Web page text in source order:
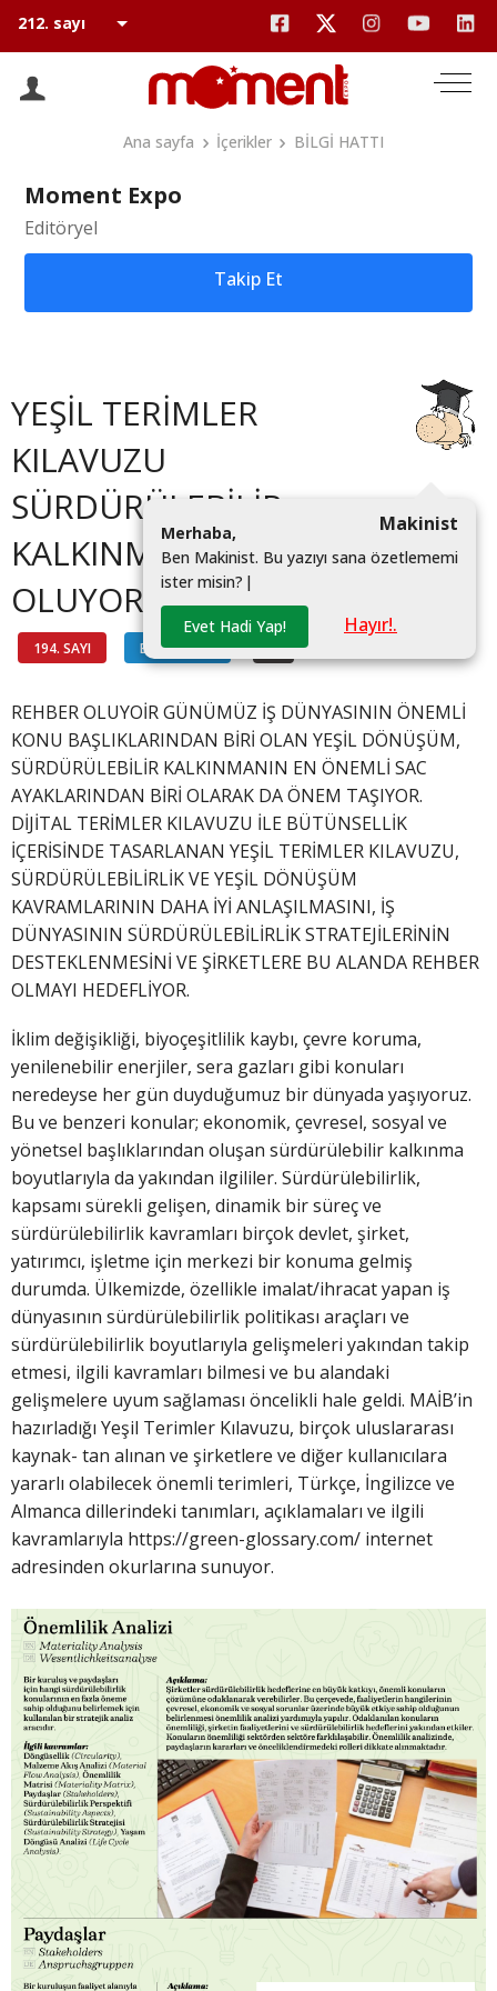
Ana sayfa İçerikler BİLGİ HATTI
Moment Expo
Editöryel
Takip Et
YEŞİL TERİMLER
KILAVUZU
SÜRDÜRÜLEBİLİR
KALKINMAYA REHBER
OLUYOR
194. SAYI BİLGİ HATTI #
Makinist
Merhaba,
Ben Makinist. Bu yazıyı sana özetlememi
ister misin? |
Evet Hadi Yap! Hayır!.
REHBER OLUYOİR GÜNÜMÜZ İŞ DÜNYASININ ÖNEMLİ
KONU BAŞLIKLARINDAN BİRİ OLAN YEŞİL DÖNÜŞÜM,
SÜRDÜRÜLEBİLİR KALKINMANIN EN ÖNEMLİ SAC
AYAKLARINDAN BİRİ OLARAK DA ÖNEM TAŞIYOR.
DİJİTAL TERİMLER KILAVUZU İLE BÜTÜNSELLİK
İÇERİSİNDE TASARLANAN YEŞİL TERİMLER KILAVUZU,
SÜRDÜRÜLEBİLİRLİK VE YEŞİL DÖNÜŞÜM
KAVRAMLARININ DAHA İYİ ANLAŞILMASINI, İŞ
DÜNYASININ SÜRDÜRÜLEBİLİRLİK STRATEJİLERİNİN
DESTEKLENMESİNİ VE ŞİRKETLERE BU ALANDA REHBER
OLMAYI HEDEFLİYOR.
İklim değişikliği, biyoçeşitlilik kaybı, çevre koruma,
yenilenebilir enerjiler, sera gazları gibi konuları
neredeyse her gün duyduğumuz bir dünyada yaşıyoruz.
Bu ve benzeri konular; ekonomik, çevresel, sosyal ve
yönetsel başlıklarından oluşan sürdürülebilir kalkınma
boyutlarıyla da yakından ilgililer. Sürdürülebilirlik,
kapsamı sürekli gelişen, dinamik bir süreç ve
sürdürülebilirlik kavramları birçok devlet, şirket,
yatırımcı, işletme için merkezi bir konuma gelmiş
durumda. Ülkemizde, özellikle imalat/ihracat yapan iş
dünyasının sürdürülebilirlik politikası araçları ve
sürdürülebilirlik boyutlarıyla gelişmeleri yakından takip
etmesi, ilgili kavramları bilmesi ve bu alandaki
gelişmelere uyum sağlaması öncelikli hale geldi. MAİB’in
hazırladığı Yeşil Terimler Kılavuzu, birçok uluslararası
kaynak- tan alınan ve şirketlere ve diğer kullanıcılara
yararlı olabilecek önemli terimleri, Türkçe, İngilizce ve
Almanca dillerindeki tanımları, açıklamaları ve ilgili
kavramlarıyla https://green-glossary.com/ internet
adresinden okurlarına sunuyor.